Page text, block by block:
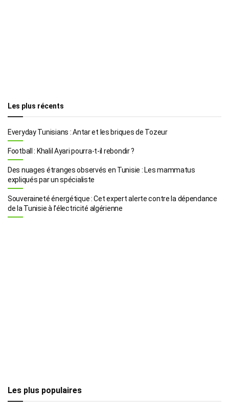
Les plus récents
Everyday Tunisians : Antar et les briques de Tozeur
Football : Khalil Ayari pourra-t-il rebondir ?
Des nuages étranges observés en Tunisie : Les mammatus
expliqués par un spécialiste
Souveraineté énergétique : Cet expert alerte contre la dépendance
de la Tunisie à l’électricité algérienne
Les plus populaires